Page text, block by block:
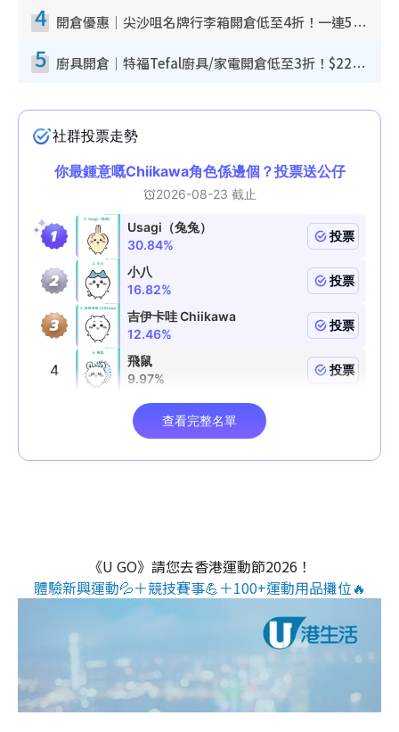
4 開倉優惠｜尖沙咀名牌行李箱開倉低至4折！一連5日 American Tourister/ace./Hallmark $200起！
5 廚具開倉｜特福Tefal廚具/家電開倉低至3折！$220起買平底鍋/炒鑊/湯煲！電飯煲/吸塵機/燙斗$418起
《U GO》請您去香港運動節2026！
體驗新興運動💦＋競技賽事💪＋100+運動用品攤位🔥